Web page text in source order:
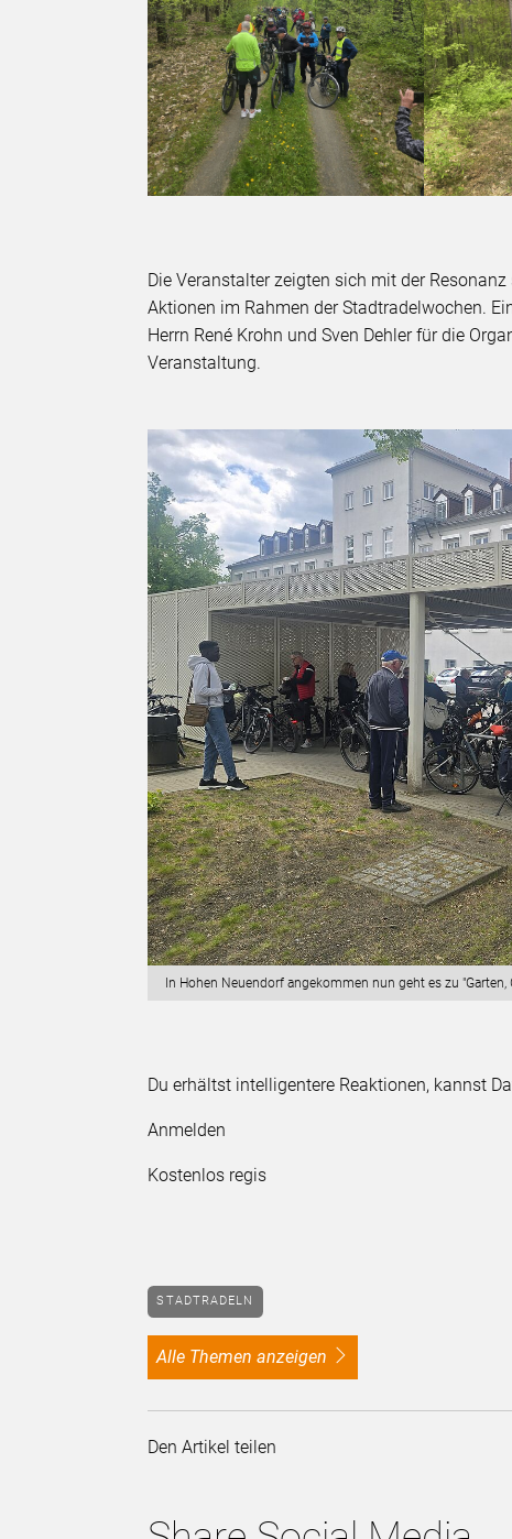
Die Veranstalter zeigten sich mit der
Aktionen im Rahmen der Stadtradelwochen.
Herrn René Krohn und Sven Dehler für die
Veranstaltung.
In Hohen Neuendorf angekommen nun geht es zu
Du erhältst intelligentere Reaktionen, kannst
Anmelden
Kostenlos regis
STADTRADELN
alle Themen anzeigen
Den Artikel teilen